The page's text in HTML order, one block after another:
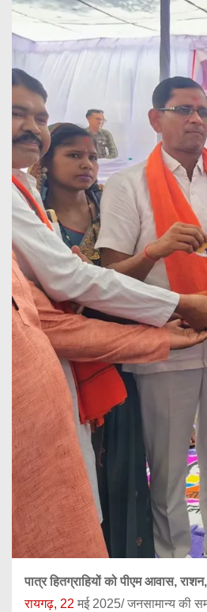
पात्र हितग्राहियों को पीएम आवास,
रायगढ़, 22 मई 2025/ जनसामान्य की